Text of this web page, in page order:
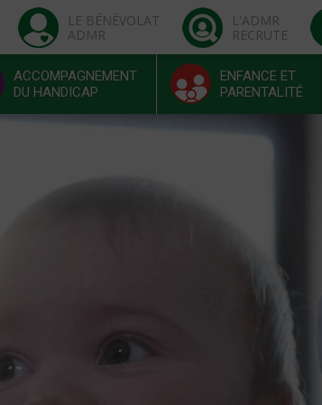
LE BÉNÉVOLAT
ADMR
L'ADMR
RECRUTE
ACCOMPAGNEMENT
DU HANDICAP
ENFANCE ET
PARENTALITÉ